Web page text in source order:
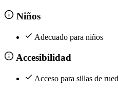
Niños
Adecuado para niños
Accesibilidad
Acceso para sillas de